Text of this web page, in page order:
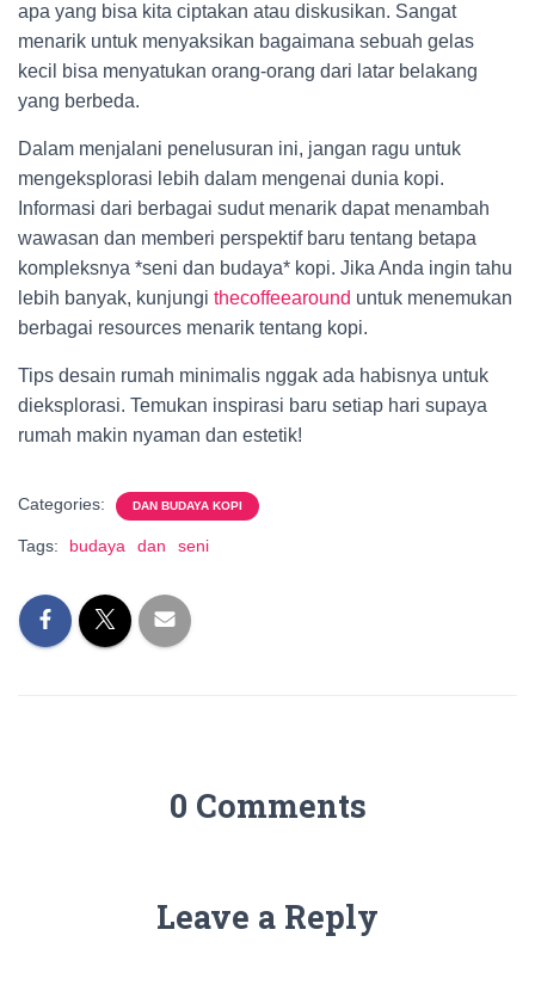
apa yang bisa kita ciptakan atau diskusikan. Sangat
menarik untuk menyaksikan bagaimana sebuah gelas
kecil bisa menyatukan orang-orang dari latar belakang
yang berbeda.
Dalam menjalani penelusuran ini, jangan ragu untuk
mengeksplorasi lebih dalam mengenai dunia kopi.
Informasi dari berbagai sudut menarik dapat menambah
wawasan dan memberi perspektif baru tentang betapa
kompleksnya *seni dan budaya* kopi. Jika Anda ingin tahu
lebih banyak, kunjungi thecoffeearound untuk menemukan
berbagai resources menarik tentang kopi.
Tips desain rumah minimalis nggak ada habisnya untuk
dieksplorasi. Temukan inspirasi baru setiap hari supaya
rumah makin nyaman dan estetik!
Categories: DAN BUDAYA KOPI
Tags: budaya dan seni
0 Comments
Leave a Reply